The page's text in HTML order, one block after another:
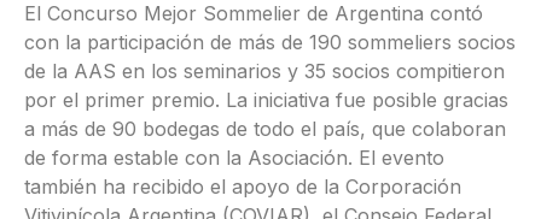
El Concurso Mejor Sommelier de Argentina contó
con la participación de más de 190 sommeliers socios
de la AAS en los seminarios y 35 socios compitieron
por el primer premio. La iniciativa fue posible gracias
a más de 90 bodegas de todo el país, que colaboran
de forma estable con la Asociación. El evento
también ha recibido el apoyo de la Corporación